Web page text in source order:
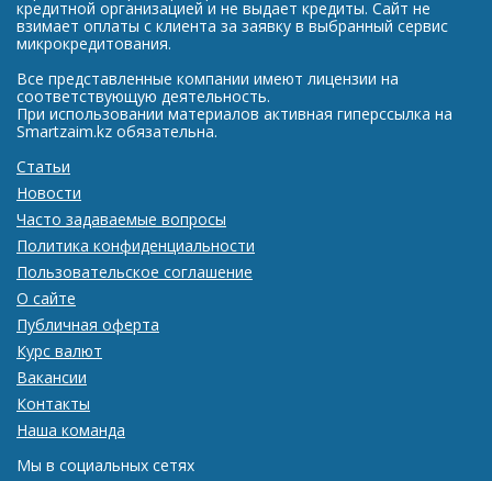
кредитной организацией и не выдает кредиты. Сайт не
взимает оплаты с клиента за заявку в выбранный сервис
микрокредитования.
Все представленные компании имеют лицензии на
соответствующую деятельность.
При использовании материалов активная гиперссылка на
Smartzaim.kz обязательна.
Статьи
Новости
Часто задаваемые вопросы
Политика конфиденциальности
Пользовательское соглашение
О сайте
Публичная оферта
Курс валют
Вакансии
Контакты
Наша команда
Мы в социальных сетях